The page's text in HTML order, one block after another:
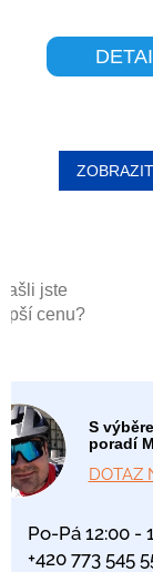
jste
cenu?
S
poradí
DOTAZ
Po-Pá 12:00 -
+420 773 545